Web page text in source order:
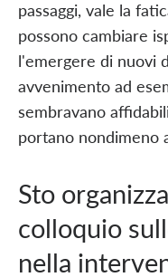
passaggi, vale la
possono cambiare
l'emergere di nuovi
avvenimento ad
sembravano
portano nondimeno
Sto
colloquio
nella